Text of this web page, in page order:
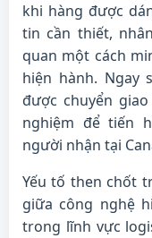
khi hàng được
tin cần thiết,
quan một cách
hiện hành. Ngay
được chuyển
nghiệm để tiến
người nhận tại
Yếu tố then chốt
giữa công nghệ
trong lĩnh vực